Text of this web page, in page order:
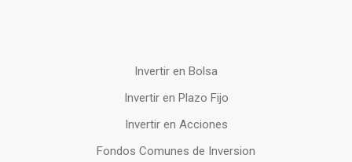
Invertir en Bolsa
Invertir en Plazo Fijo
Invertir en Acciones
Fondos Comunes de Inversion